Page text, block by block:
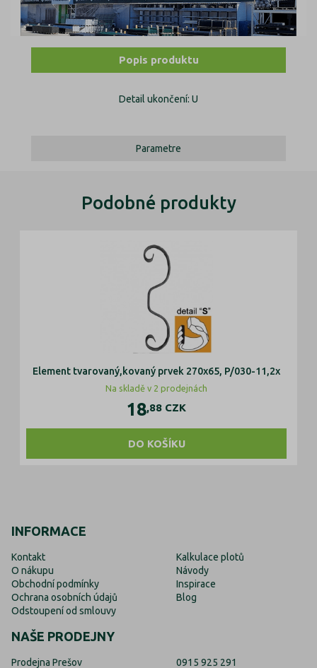
Popis produktu
Detail ukončení: U
Parametre
Podobné produkty
Element tvarovaný,kovaný prvek 270x65, P/030-11,2x
Na skladě v 2 prodejnách
18,88 CZK
DO KOŠÍKU
INFORMACE
Kontakt
O nákupu
Obchodní podmínky
Ochrana osobních údajů
Odstoupení od smlouvy
Kalkulace plotů
Návody
Inspirace
Blog
NAŠE PRODEJNY
Prodejna Prešov 0915 925 291